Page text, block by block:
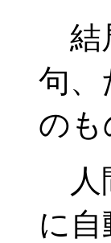
結
句、
のも
人
に